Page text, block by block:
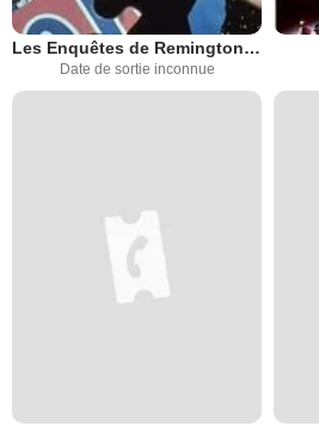
Les Enquêtes de Remington Steele
Date de sortie inconnue